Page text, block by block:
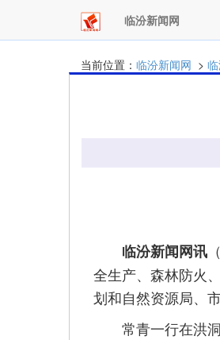
临汾新闻网
当前位置： 临汾新闻网 >
临汾新闻网讯
全生产、森林防火
划和自然资源局、
常青一行在洪洞